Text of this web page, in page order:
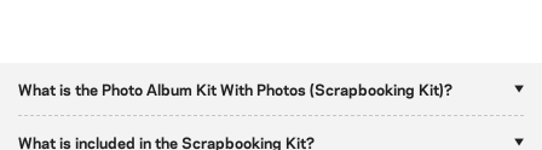
What is the Photo Album Kit With Photos (Scrapbooking Kit)?
What is included in the Scrapbooking Kit?